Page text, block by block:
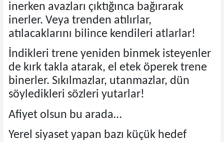
inerken avazları çıktığınca bağırarak
inerler. Veya trenden atılırlar,
atılacaklarını bilince kendileri atlarlar!
İndikleri trene yeniden binmek isteyenler
de kırk takla atarak, el etek öperek trene
binerler. Sıkılmazlar, utanmazlar, dün
söyledikleri sözleri yutarlar!
Afiyet olsun bu arada…
Yerel siyaset yapan bazı küçük hedef